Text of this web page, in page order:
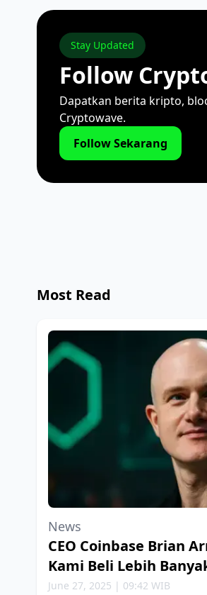
Stay Updated
Follow
Dapatkan berita kripto,
Cryptowave.
Follow Sekarang
Most Read
News
CEO Coinbase Brian
Kami Beli Lebih
Setiap Minggu
June 27, 2025 | 09:42 WIB